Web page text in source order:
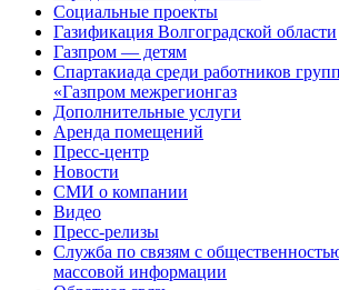
Социальные проекты
Газификация Волгоградской области
Газпром — детям
Спартакиада среди работников
«Газпром межрегионгаз
Дополнительные услуги
Аренда помещений
Пресс-центр
Новости
СМИ о компании
Видео
Пресс-релизы
Служба по связям с
массовой информации